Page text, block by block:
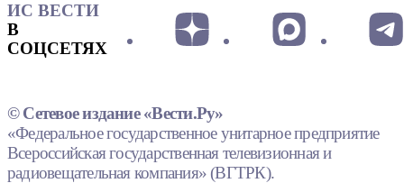
ИС ВЕСТИ
В
СОЦСЕТЯХ
© Сетевое издание «Вести.Ру»
«Федеральное государственное унитарное предприятие
Всероссийская государственная телевизионная и
радиовещательная компания» (ВГТРК).